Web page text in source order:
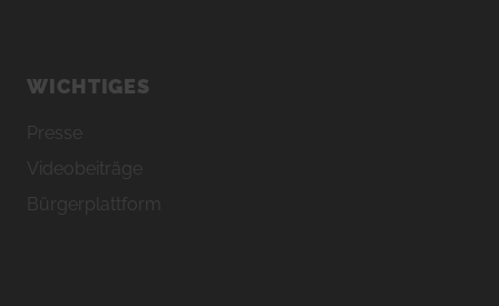
WICHTIGES
Presse
Videobeiträge
Bürgerplattform